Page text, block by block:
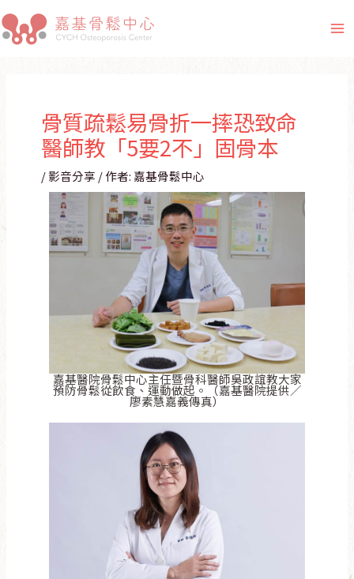
跳
至
骨質疏鬆易骨折一摔恐致命
醫師教「5要2不」固骨本
/影音分享 / 作者: 嘉基骨鬆中心
嘉基醫院骨鬆中心主任暨骨科醫師吳政誼教大家
預防骨鬆從飲食、運動做起。（嘉基醫院提供／
廖素慧嘉義傳真）
Post
navigation